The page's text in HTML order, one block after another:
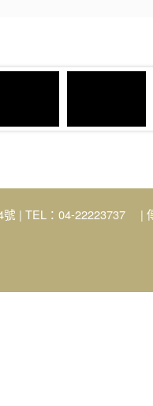
號 | TEL：04-22223737 |